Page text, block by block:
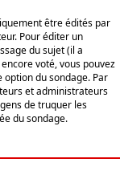
être édités par
Pour éditer un
du sujet (il a
voté, vous pouvez
du sondage. Par
et administrateurs
de truquer les
du sondage.